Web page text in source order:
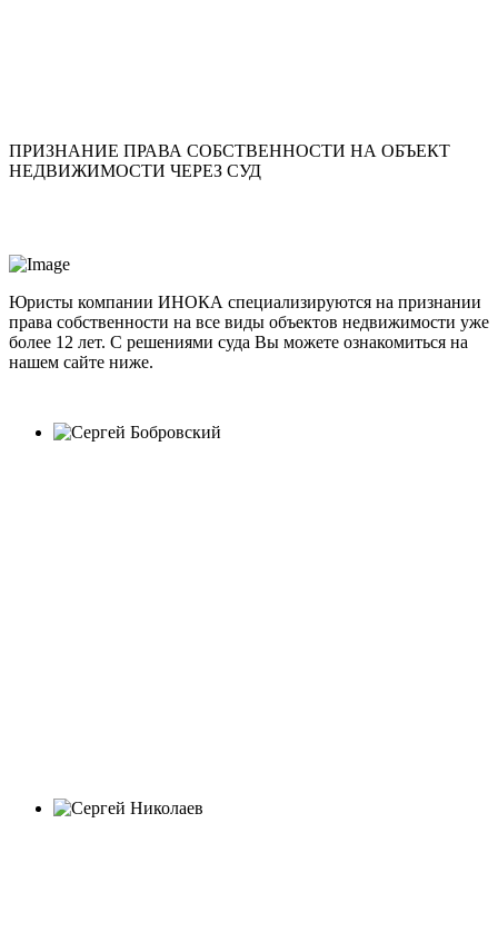
ПРИЗНАНИЕ ПРАВА СОБСТВЕННОСТИ НА ОБЪЕКТ
НЕДВИЖИМОСТИ ЧЕРЕЗ СУД
Юристы компании ИНОКА специализируются на признании
права собственности на все виды объектов недвижимости уже
более 12 лет. С решениями суда Вы можете ознакомиться на
нашем сайте ниже.